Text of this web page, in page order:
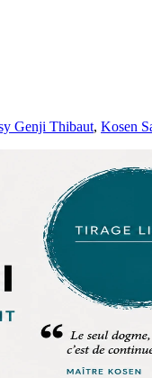
Genji Thibaut, Kosen